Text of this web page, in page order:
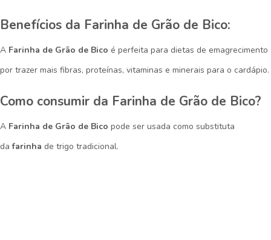
Benefícios da Farinha de Grão de Bico:
A Farinha de Grão de Bico é perfeita para dietas de emagrecimento
por trazer mais fibras, proteínas, vitaminas e minerais para o cardápio.
Como consumir da Farinha de Grão de Bico?
A Farinha de Grão de Bico pode ser usada como substituta
dafarinha de trigo tradicional.